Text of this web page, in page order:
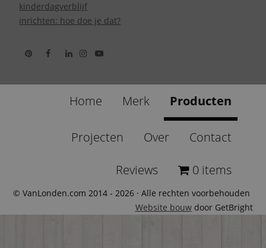
kinderdagverblijf
inrichten: hoe doe je dat?
Home Merk Producten
Projecten Over Contact
Reviews 0 items
© VanLonden.com 2014 - 2026 · Alle rechten voorbehouden
Website bouwdoor GetBright